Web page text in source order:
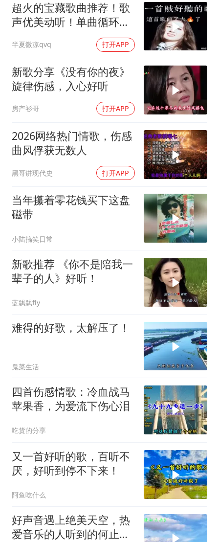
超火的宝藏歌曲推荐！歌
声优美动听！单曲循环停
半夏微凉qvq 打开APP
新歌分享《没有你的夜》
旋律伤感，入心好听
房产衫哥 打开APP
2026网络热门情歌，伤感
曲风俘获无数人
黑哥讲现代史 打开APP
当年攥着零花钱买下这盘
磁带
小陆搞笑日常
新歌推荐 《你不是陪我一
辈子的人》好听！
蓝飘飘fly
难得的好歌，太解压了！
鬼菜生活
四首伤感情歌：冷血战马
苹果香，为爱流下伤心泪
吃货的分享
又一首好听的歌，百听不
厌，好听到停不下来！
阿鱼吃什么
好声音遇上绝美天空，热
爱音乐的人听到的何止旋